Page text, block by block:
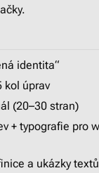
identita“
kol úprav
(20–30 stran)
+ typografie pro
a ukázky textů